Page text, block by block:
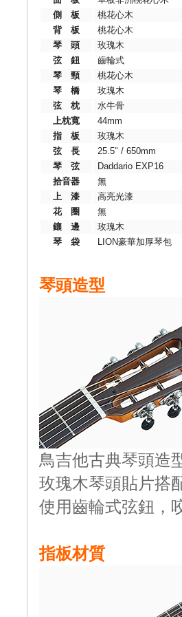
側 板
桃花心木
背 板
桃花心木
琴 頭
玫瑰木
弦 鈕
齒輪式
琴 頸
桃花心木
琴 橋
玫瑰木
弦 枕
水牛骨
上枕寬
44mm
指 板
玫瑰木
弦 長
25.5" / 650mm
琴 弦
Daddario EXP16
拾音器
無
上 漆
高亮光漆
花 圈
無
鑲 邊
玫瑰木
琴 袋
LION豪華加厚琴包
琴頭造型
鳥吉他古典琴頭造
玫瑰木琴頭貼片搭
使用齒輪式弦鈕，
指板材質